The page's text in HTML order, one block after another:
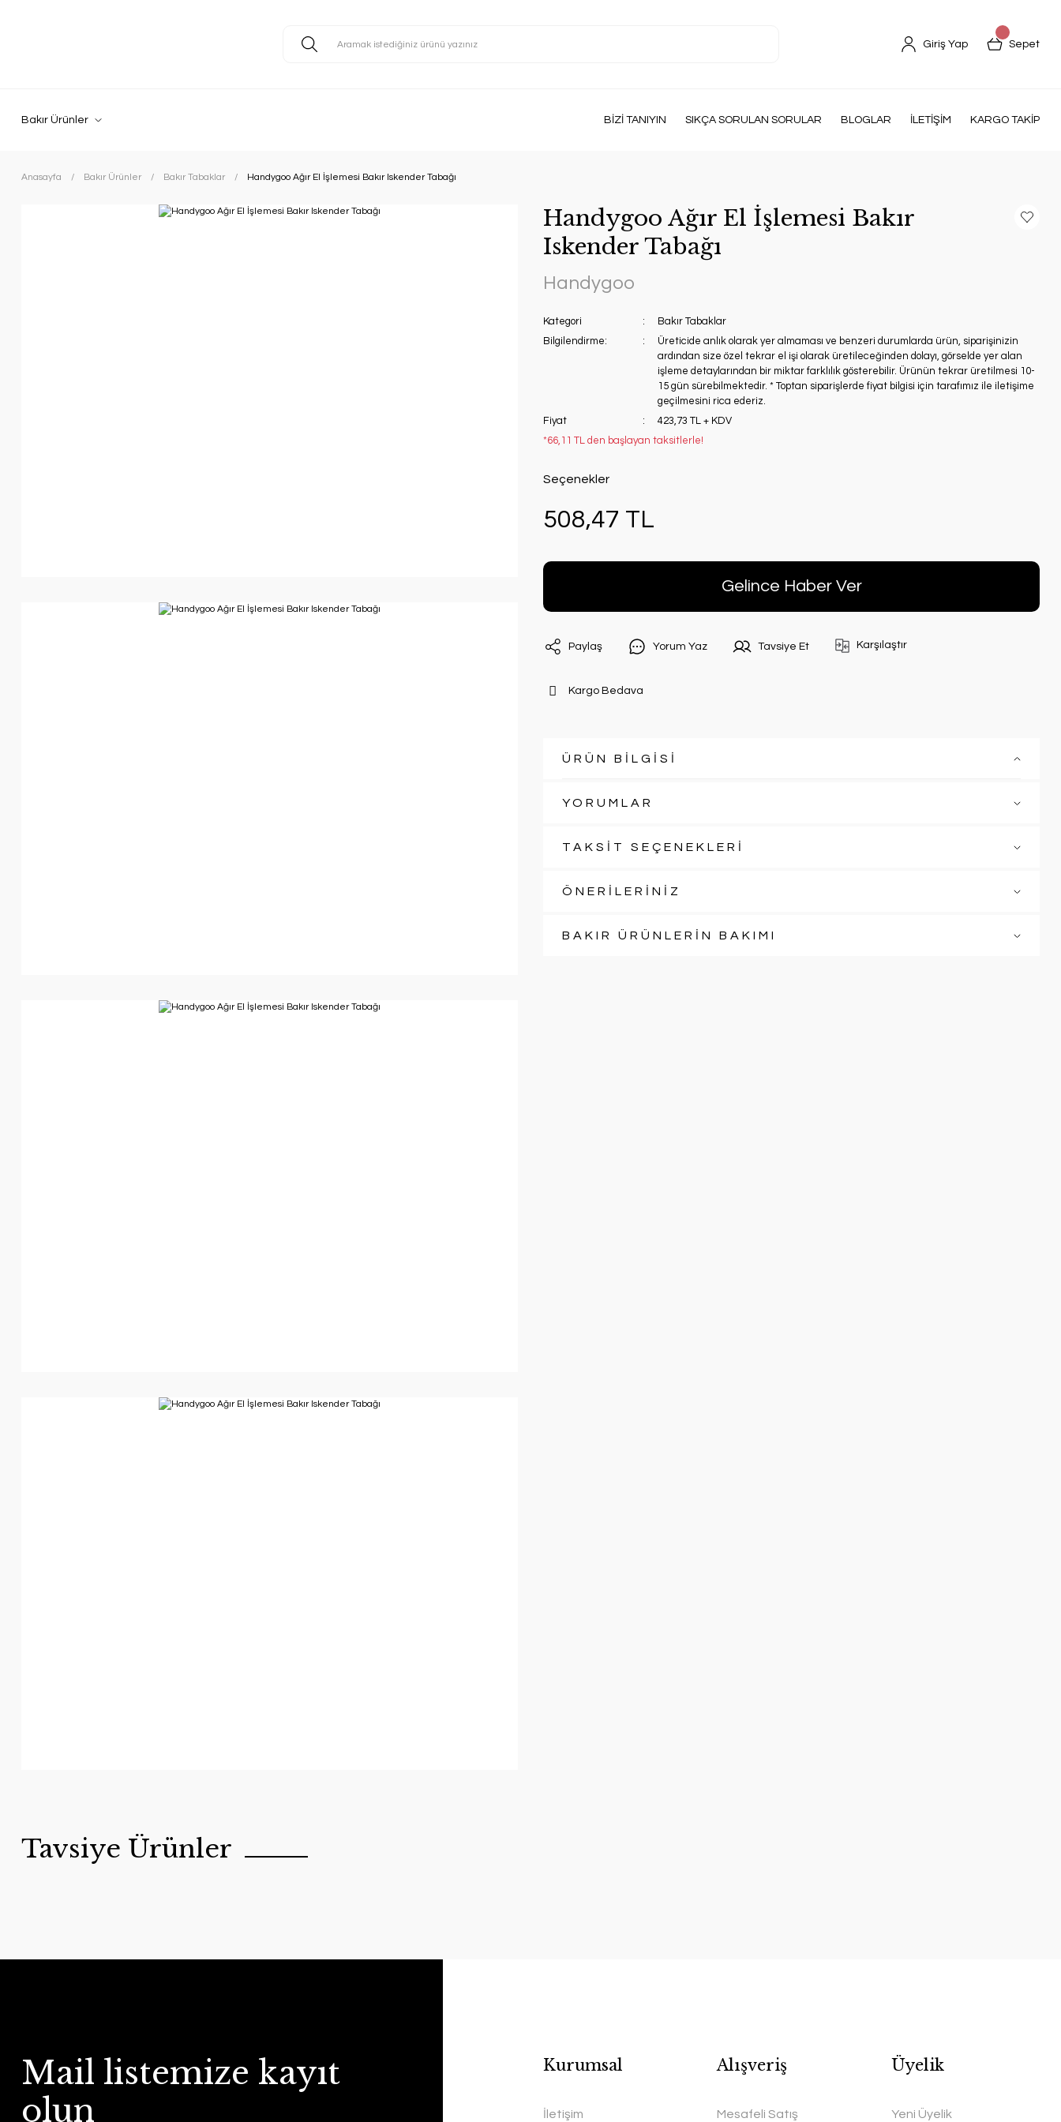
Giriş Yap Sepet
Bakır Ürünler BİZİ TANIYIN SIKÇA SORULAN SORULAR BLOGLAR İLETİŞİM KARGO TAKİP
Anasayfa Bakır Ürünler Bakır Tabaklar Handygoo Ağır El İşlemesi Bakır Iskender Tabağı
Handygoo Ağır El İşlemesi Bakır
Iskender Tabağı
Handygoo
Kategori
Bakır Tabaklar
Bilgilendirme:
Üreticide anlık olarak yer almaması ve benzeri durumlarda ürün, siparişinizin
ardından size özel tekrar el işi olarak üretileceğinden dolayı, görselde yer alan
işleme detaylarından bir miktar farklılık gösterebilir. Ürünün tekrar üretilmesi 10-
15 gün sürebilmektedir. * Toptan siparişlerde fiyat bilgisi için tarafımız ile iletişime
geçilmesini rica ederiz.
Fiyat
423,73 TL + KDV
*66,11 TL den başlayan taksitlerle!
Seçenekler
508,47 TL
Gelince Haber Ver
Paylaş Yorum Yaz Tavsiye Et Karşılaştır
Kargo Bedava
ÜRÜN BİLGİSİ
YORUMLAR
TAKSİT SEÇENEKLERİ
ÖNERİLERİNİZ
BAKIR ÜRÜNLERİN BAKIMI
Tavsiye Ürünler
Mail listemize kayıt
olun
Kurumsal
İletişim
Alışveriş
Mesafeli Satış
Üyelik
Yeni Üyelik